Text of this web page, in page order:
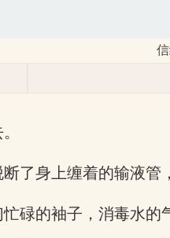
了身上缠着的输液管
碌的袖子，消毒水的